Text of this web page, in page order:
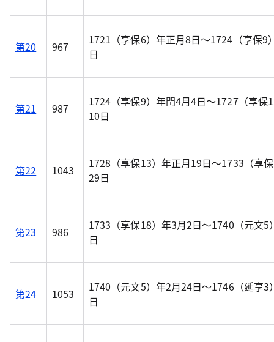
第20 967
1721（享保6）年正月8日～1724（享保9
日
第21 987
1724（享保9）年閏4月4日～1727（享保
10日
第22 1043
1728（享保13）年正月19日～1733（享
29日
第23 986
1733（享保18）年3月2日～1740（元文5
日
第24 1053
1740（元文5）年2月24日～1746（延享3
日